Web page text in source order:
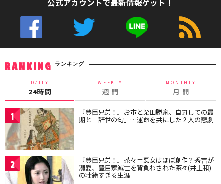
公式アカウントで最新情報ゲット！
RANKING ランキング
DAILY
24時間
WEEKLY
週 間
MONTHLY
月 間
1 『豊臣兄弟！』お市と柴田勝家、自刃しての最
期と「辞世の句」…運命を共にした２人の悲劇
2 『豊臣兄弟！』茶々＝悪女はほぼ創作？秀吉が
溺愛、豊臣家滅亡を背負わされた茶々(井上和)
の壮絶すぎる生涯